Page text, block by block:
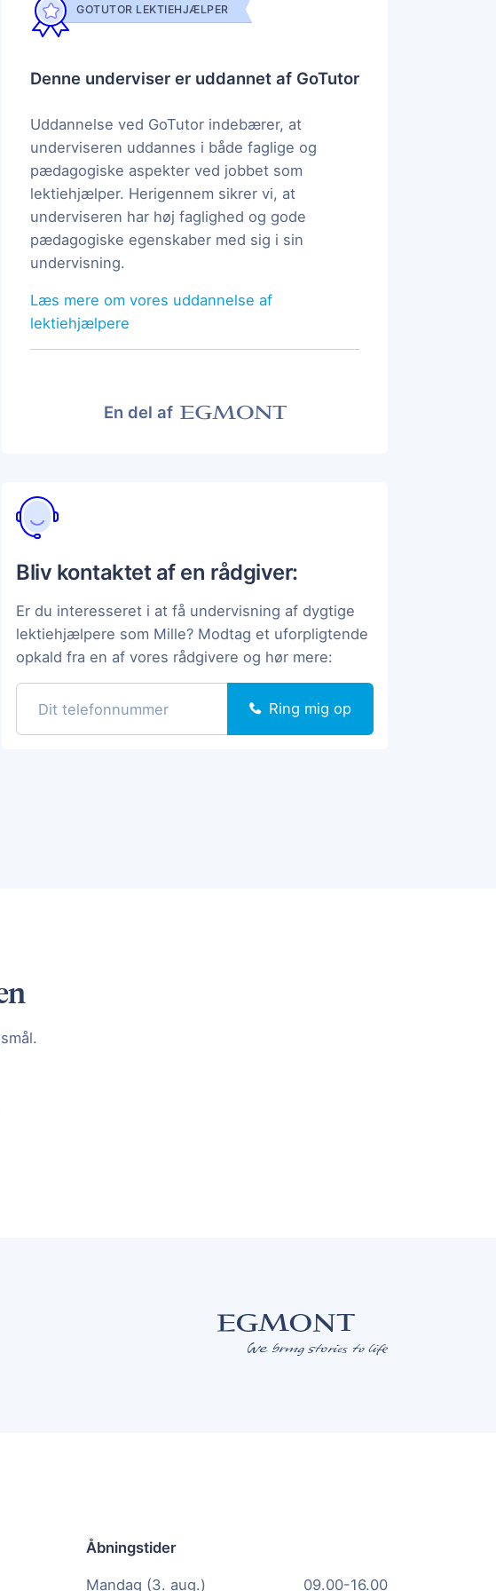
GOTUTOR LEKTIEHJÆLPER
Denne underviser er uddannet af GoTutor
Uddannelse ved GoTutor indebærer, at
underviseren uddannes i både faglige og
pædagogiske aspekter ved jobbet som
lektiehjælper. Herigennem sikrer vi, at
underviseren har høj faglighed og gode
pædagogiske egenskaber med sig i sin
undervisning.
Læs mere om vores uddannelse af
lektiehjælpere
En del af
Bliv kontaktet af en rådgiver:
Er du interesseret i at få undervisning af dygtige
lektiehjælpere som Mille? Modtag et uforpligtende
opkald fra en af vores rådgivere og hør mere:
Ring mig op
Åbningstider
Mandag (3. aug.) 09.00-16.00